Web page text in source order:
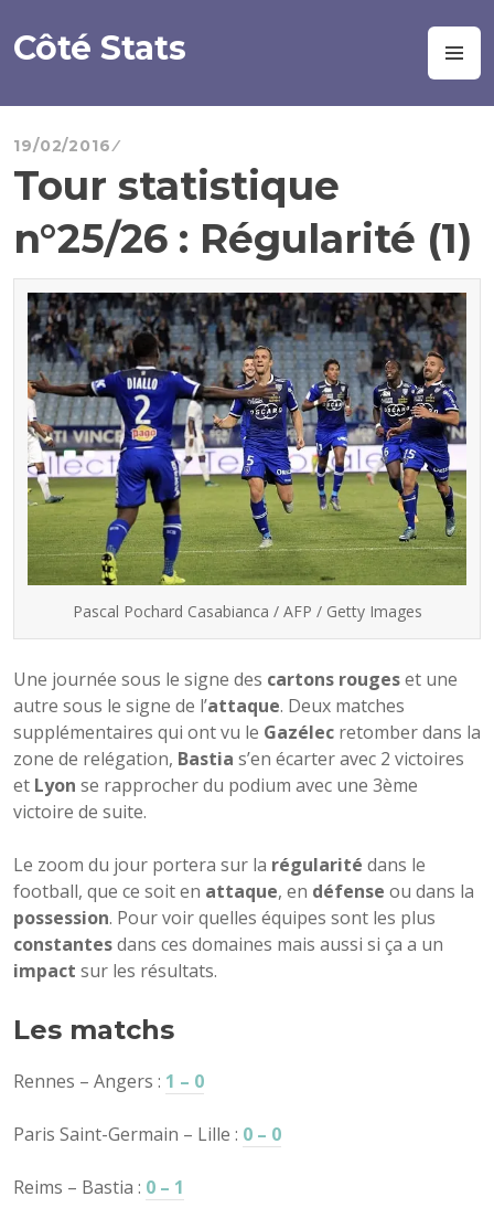
au
contenu
Côté Stats
19/02/2016
Tour statistique
n°25/26 : Régularité (1)
Pascal Pochard Casabianca / AFP / Getty Images
Une journée sous le signe des cartons rougeset une
autre sous le signe de l’attaque. Deux matches
supplémentaires qui ont vu le Gazélec retomber dans la
zone de relégation, Bastia s’en écarter avec 2 victoires
et Lyon se rapprocher du podium avec une 3ème
victoire de suite.
Le zoom du jour portera sur la régularité dans le
football, que ce soit en attaque, en défense ou dans la
possession. Pour voir quelles équipes sont les plus
constantesdans ces domaines mais aussi si ça a un
impact sur les résultats.
Les matchs
Rennes – Angers : 1 – 0
Paris Saint-Germain – Lille : 0 – 0
Reims – Bastia : 0 – 1